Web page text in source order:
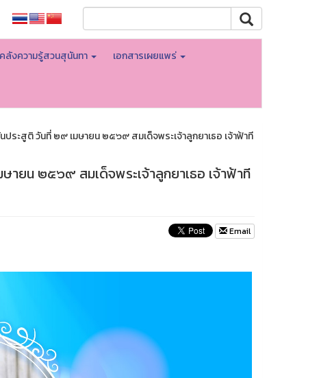
คลังความรู้สวนสุนันทา เอกสารเผยแพร่
ระสูติ วันที่ ๒๙ เมษายน ๒๕๖๙ สมเด็จพระเจ้าลูกยาเธอ เจ้าฟ้าที
ายน ๒๕๖๙ สมเด็จพระเจ้าลูกยาเธอ เจ้าฟ้าที
Email